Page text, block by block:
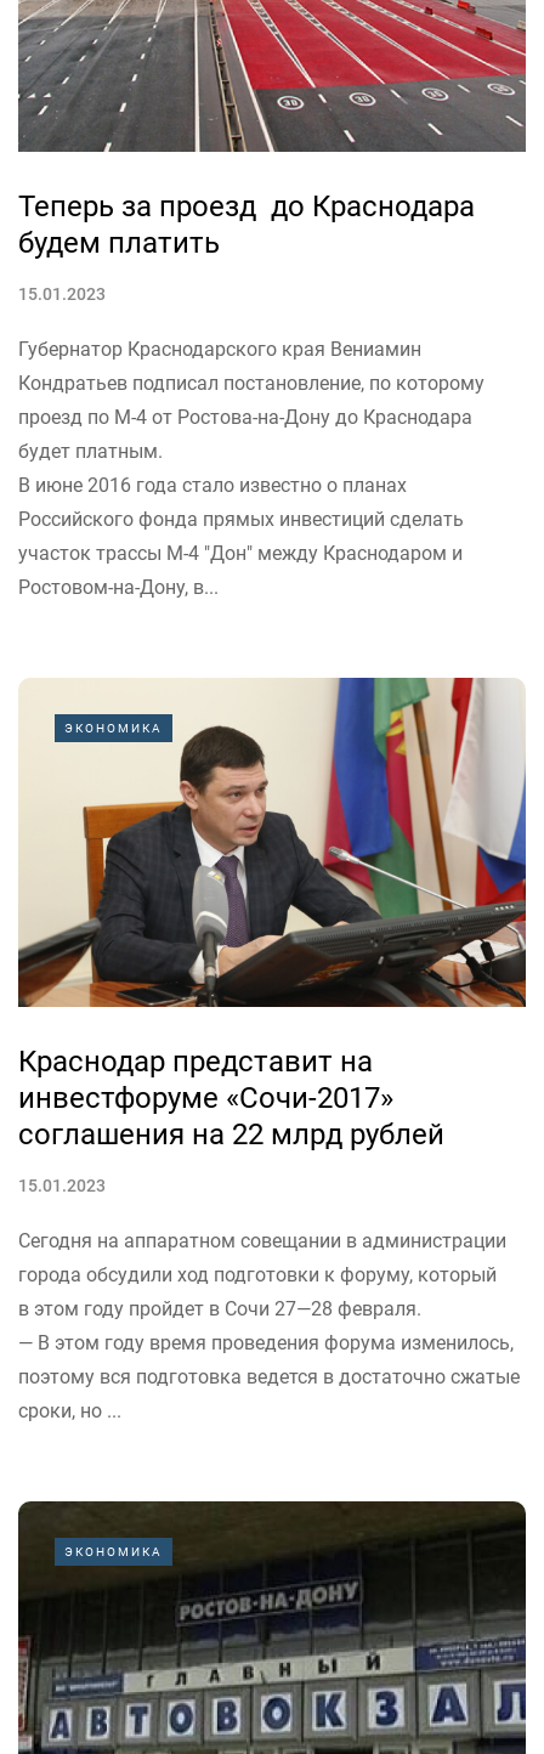
Теперь за проезд до Краснодара
будем платить
15.01.2023
Губернатор Краснодарского края Вениамин
Кондратьев подписал постановление, по которому
проезд по М-4 от Ростова-на-Дону до Краснодара
будет платным.
В июне 2016 года стало известно о планах
Российского фонда прямых инвестиций сделать
участок трассы М-4 "Дон" между Краснодаром и
Ростовом-на-Дону, в...
ЭКОНОМИКА
Краснодар представит на
инвестфоруме «Сочи-2017»
соглашения на 22 млрд рублей
15.01.2023
Сегодня на аппаратном совещании в администрации
города обсудили ход подготовки к форуму, который
в этом году пройдет в Сочи 27—28 февраля.
— В этом году время проведения форума изменилось,
поэтому вся подготовка ведется в достаточно сжатые
сроки, но ...
ЭКОНОМИКА